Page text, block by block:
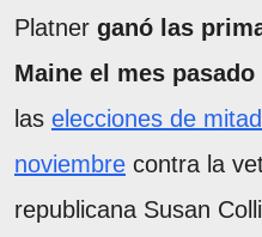
Platner ganó las
Maine el mes pasado
las elecciones de
noviembre contra la
republicana Susan